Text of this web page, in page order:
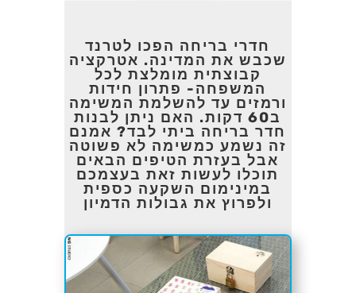
חדרי בריחה הפכו לטרנד
שכבש את המדינה. אטרקציה
קבוצתית מומלצת לכל
המשפחה- פתרון חידות
ורמזים עד להשלמת המשימה
ב60 דקות. האם ניתן לבנות
חדר בריחה ביתי לבד? אמנם
זה נשמע כמשימה לא פשוטה
אבל בעזרת הטיפים הבאים
תוכלו לעשות זאת בעצמכם
במינימום השקעה כספית
ולפרוץ את גבולות הדמיון